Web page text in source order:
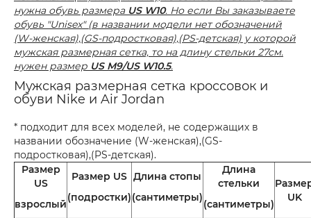
нужна обувь размера US W10. Но если Вы заказываете
обувь "Unisex" (в названии модели нет обозначений
(W-женская),(GS-подростковая),(PS-детская) у которой
мужская размерная сетка, то на длину стельки 27см.
нужен размер US M9/US W10.5.
Мужская размерная сетка кроссовок и
обуви Nike и Air Jordan
* подходит для всех моделей, не содержащих в
названии обозначение (W-женская),(GS-
подростковая),(PS-детская).
Размер
US
взрослый
Размер US
(подростки)
Длина стопы
(сантиметры)
Длина
стельки
(сантиметры)
UK